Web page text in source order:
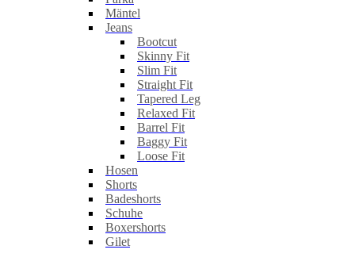
Mäntel
Jeans
Bootcut
Skinny Fit
Slim Fit
Straight Fit
Tapered Leg
Relaxed Fit
Barrel Fit
Baggy Fit
Loose Fit
Hosen
Shorts
Badeshorts
Schuhe
Boxershorts
Gilet